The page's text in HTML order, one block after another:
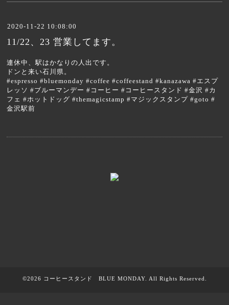
2020-11-22 10:08:00
11/22、23 営業してます。
連休中、駅はかなりの人出です。
ドンと来い石川県。
#espresso #bluemonday #coffee #coffeestand #kanazawa #エスプ
レッソ #ブルーマンデー #コーヒー #コーヒースタンド #金沢 #カ
フェ #ホットドッグ #themagicstamp #マジックスタンプ #goto #
金沢駅前
©2026 コーヒースタンド BLUE MONDAY. All Rights Reserved.